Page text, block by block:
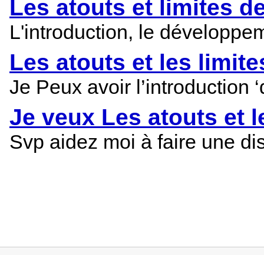
Les atouts et limites
L'introduction, le
Les atouts et les
Je Peux avoir l’introduction
Je veux Les atouts et
Svp aidez moi à faire une